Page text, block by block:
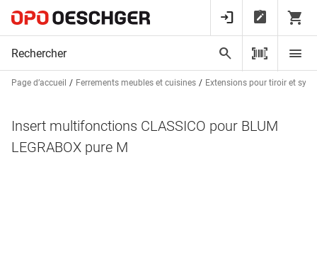
Page d’accueil Ferrements meubles et cuisines Extensions pour tiroir et
Insert multifonctions CLASSICO pour BLUM
LEGRABOX pure M